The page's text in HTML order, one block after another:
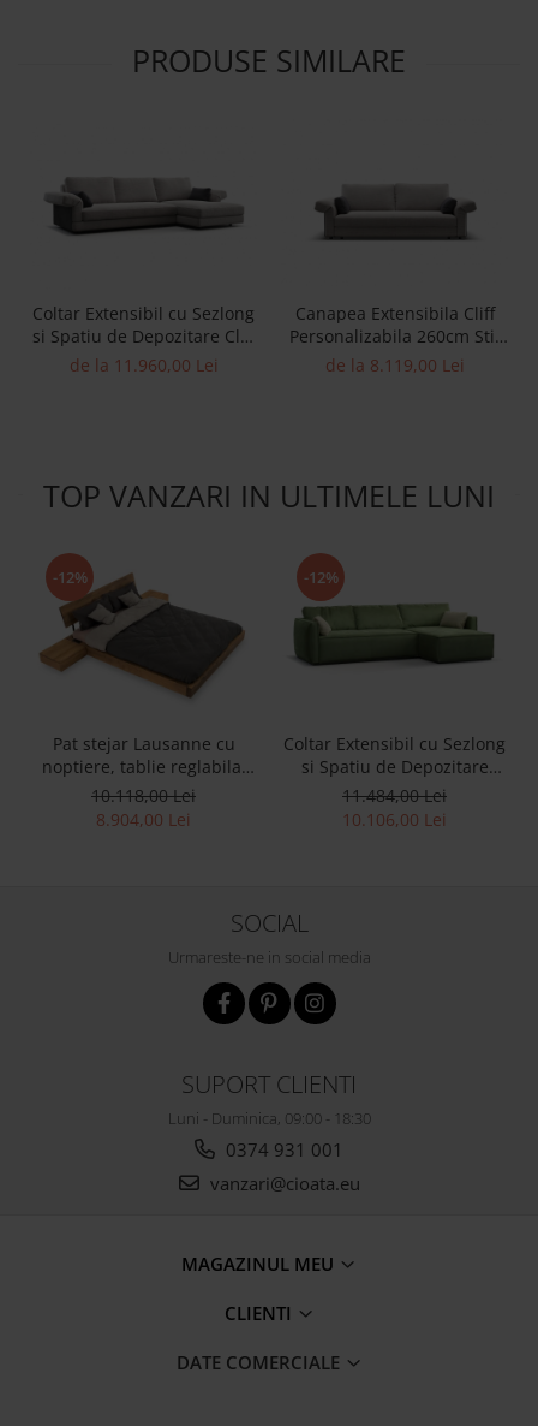
PRODUSE SIMILARE
Coltar Extensibil cu Sezlong
si Spatiu de Depozitare Cliff
Personalizabil 330cm Stil
de la 11.960,00 Lei
Canapea Extensibila Cliff
Personalizabila 260cm Stil
Contemporan Cadru Lemn
de la 8.119,00 Lei
TOP VANZARI IN ULTIMELE LUNI
-12%
Pat stejar Lausanne cu
noptiere, tablie reglabila,
lemn masiv, stil
contemporan,
10.118,00 Lei
8.904,00 Lei
-12%
Coltar Extensibil cu Sezlong
si Spatiu de Depozitare
Esse Personalizabil 309cm
Stil Contemporan Cadru
11.484,00 Lei
10.106,00 Lei
SOCIAL
Urmareste-ne in social media
SUPORT CLIENTI
Luni - Duminica, 09:00 - 18:30
0374 931 001
vanzari@cioata.eu
MAGAZINUL MEU
CLIENTI
DATE COMERCIALE